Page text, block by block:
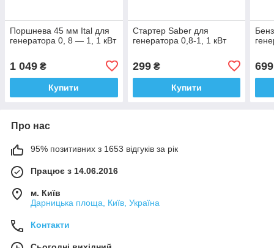
Поршнева 45 мм Ital для
генератора 0, 8 — 1, 1 кВт
1 049 ₴
Купити
Стартер Saber для
генератора 0,8-1, 1 кВт
299₴
Купити
699
Про нас
95% позитивних з 1653 відгуків за рік
Працює з 14.06.2016
м. Київ
Дарницька площа, Київ, Україна
Контакти